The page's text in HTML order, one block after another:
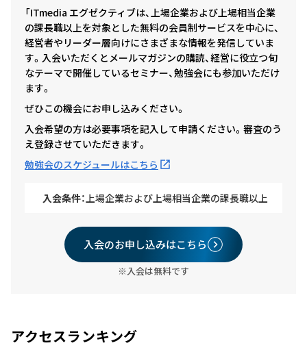
「ITmedia エグゼクティブは、上場企業および上場相当企業
の課長職以上を対象とした無料の会員制サービスを中心に、
経営者やリーダー層向けにさまざまな情報を発信していま
す。入会いただくとメールマガジンの購読、経営に役立つ旬
なテーマで開催しているセミナー、勉強会にも参加いただけ
ます。
ぜひこの機会にお申し込みください。
入会希望の方は必要事項を記入して申請ください。審査のう
え登録させていただきます。
勉強会のスケジュールはこちら
入会条件： 上場企業および上場相当企業の課長職以上
入会のお申し込みはこちら
※入会は無料です
アクセスランキング